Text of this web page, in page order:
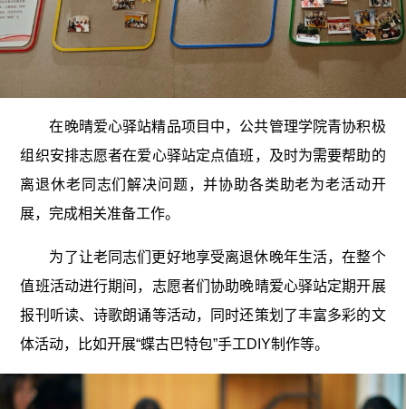
在晚晴爱心驿站精品项目中，公共管理学院青协积极
组织安排志愿者在爱心驿站定点值班，及时为需要帮助的
离退休老同志们解决问题，并协助各类助老为老活动开
展，完成相关准备工作。
为了让老同志们更好地享受离退休晚年生活，在整个
值班活动进行期间，志愿者们协助晚晴爱心驿站定期开展
报刊听读、诗歌朗诵等活动，同时还策划了丰富多彩的文
体活动，比如开展“蝶古巴特包”手工DIY制作等。